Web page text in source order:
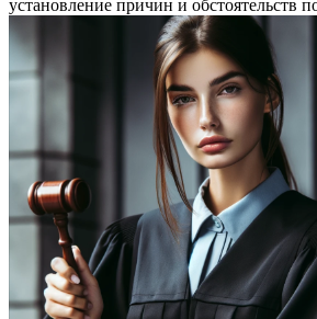
установление причин и обстоятельств